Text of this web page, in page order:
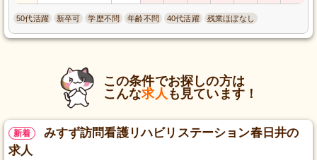
50代活躍 新卒可 学歴不問 年齢不問 40代活躍 残業ほぼなし
この条件でお探しの方は
こんな求人 も見ています！
新着
みすず訪問看護リハビリステーション春日井の
求人